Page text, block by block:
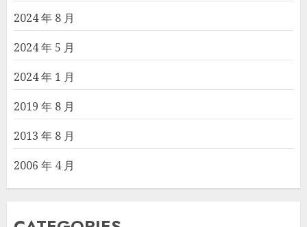
2024 年 8 月
2024 年 5 月
2024 年 1 月
2019 年 8 月
2013 年 8 月
2006 年 4 月